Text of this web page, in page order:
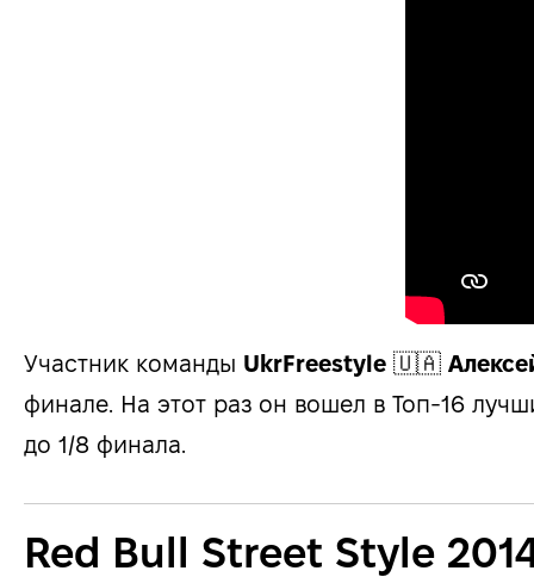
Участник команды UkrFreestyle 🇺🇦
финале. На этот раз он вошел в Топ-16
до 1/8 финала.
Red Bull Street Style